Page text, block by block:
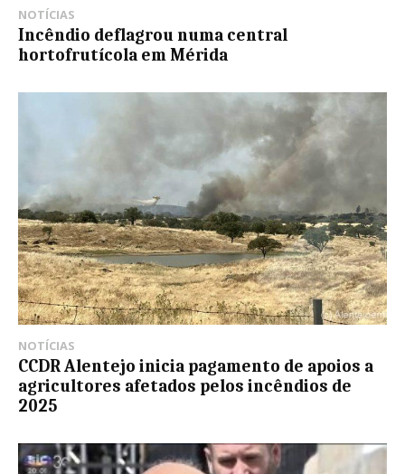
NOTÍCIAS
Incêndio deflagrou numa central
hortofrutícola em Mérida
NOTÍCIAS
CCDR Alentejo inicia pagamento de apoios a
agricultores afetados pelos incêndios de
2025